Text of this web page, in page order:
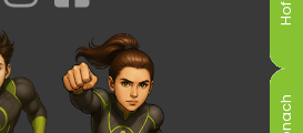
Hof
Hof
Hof
Hof
Hof
Hof